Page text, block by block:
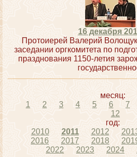
16 декабря
Протоиерей Валерий
заседании оргкомитета по
празднования 1150-летия
месяц:
1
2 3 4 5 6 7
12
год:
2010
2011 2012
2016
2017 2018
2022
2023 2024